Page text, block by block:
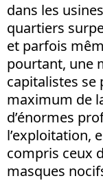
dans les
quartiers
et parfois
pourtant, une
capitalistes
maximum de
d’énormes
l’exploitation,
compris ceux
masques